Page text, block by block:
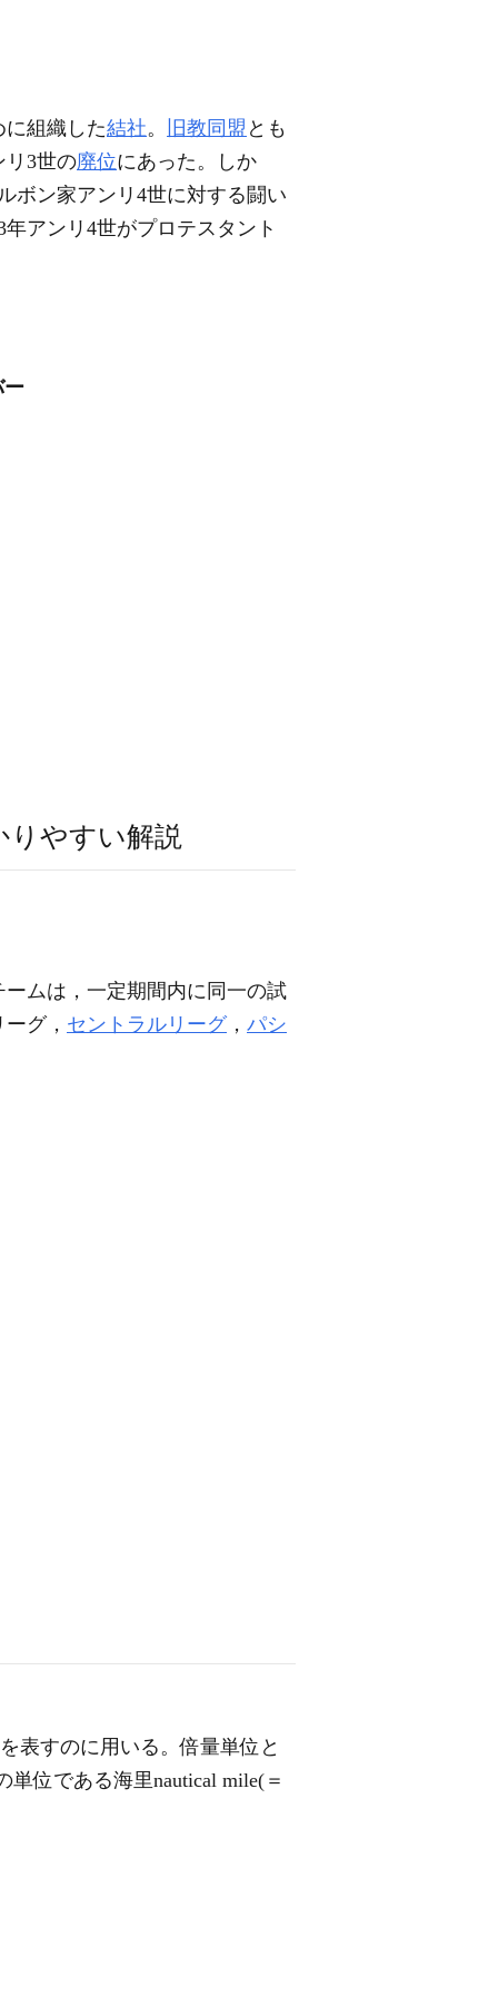
組織した結社。 旧教同盟 とも
リ3世の廃位にあった。しか
ボン家アンリ4世に対する闘い
アンリ4世がプロテスタント
ー
やすい解説
ムは，一定期間内に同一の試
グ， セントラルリーグ， パシ
表すのに用いる。倍量単位と
位である海里nautical mile(＝